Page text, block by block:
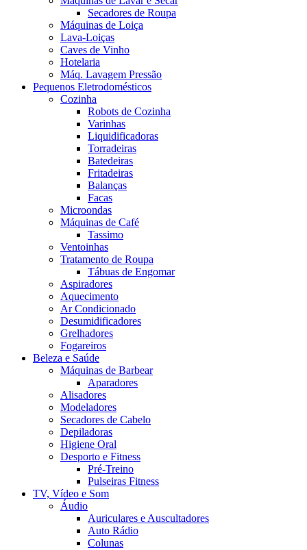
Secadores de Roupa
Máquinas de Loiça
Lava-Loiças
Caves de Vinho
Hotelaria
Máq. Lavagem Pressão
Pequenos Eletrodomésticos
Cozinha
Robots de Cozinha
Varinhas
Liquidificadoras
Torradeiras
Batedeiras
Fritadeiras
Balanças
Facas
Microondas
Máquinas de Café
Tassimo
Ventoinhas
Tratamento de Roupa
Tábuas de Engomar
Aspiradores
Aquecimento
Ar Condicionado
Desumidificadores
Grelhadores
Fogareiros
Beleza e Saúde
Máquinas de Barbear
Aparadores
Alisadores
Modeladores
Secadores de Cabelo
Depiladoras
Higiene Oral
Desporto e Fitness
Pré-Treino
Pulseiras Fitness
TV, Vídeo e Som
Áudio
Auriculares e Auscultadores
Auto Rádio
Colunas